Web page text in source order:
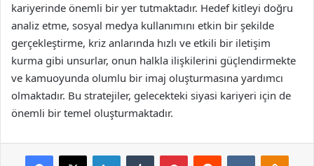
kariyerinde önemli bir yer tutmaktadır. Hedef kitleyi doğru
analiz etme, sosyal medya kullanımını etkin bir şekilde
gerçekleştirme, kriz anlarında hızlı ve etkili bir iletişim
kurma gibi unsurlar, onun halkla ilişkilerini güçlendirmekte
ve kamuoyunda olumlu bir imaj oluşturmasına yardımcı
olmaktadır. Bu stratejiler, gelecekteki siyasi kariyeri için de
önemli bir temel oluşturmaktadır.
Facebook
X LinkedInTumblr PinterestReddit VKontakte